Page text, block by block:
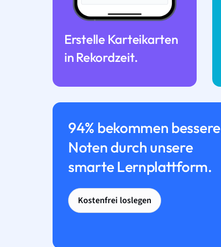
Erstelle Karteikarten
in Rekordzeit.
94% bekommen bessere
Noten durch unsere
smarte Lernplattform.
Kostenfrei loslegen